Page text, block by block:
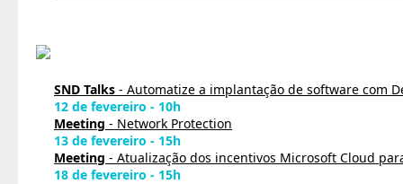
SND Talks - Automatize a implantação de software com
12 de fevereiro - 10h
Meeting - Network Protection
13 de fevereiro - 15h
Meeting - Atualização dos incentivos Microsoft Cloud
18 de fevereiro - 15h